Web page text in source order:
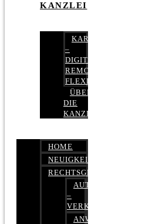
KANZLEI
KARRIERE
–
DIGITAL,
REMOTE,
FLEXIBEL
ÜBER
DIE
KANZLEI
HOME
NEUIGKEITEN
RECHTSGEBIETE
AUTOBETRUG
–
VERKEHRSRECHT